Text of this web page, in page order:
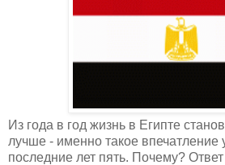
Из года в год жизнь в Египте
лучше - именно такое впечатление
последние лет пять. Почему?